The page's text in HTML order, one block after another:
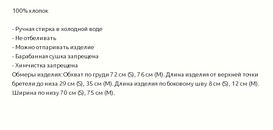
100% хлопок
- Ручная стирка в холодной воде
- Не отбеливать
- Можно отпаривать изделие
- Барабанная сушка запрещена
- Химчистка запрещена
Обмеры изделия: Обхват по груди 72 см (S), 76 см (М). Длина изделия от верхней точки
бретели до низа 29 см (S), 35 см (M). Длина изделия по боковому шву 8 см (S), 12 см (M).
Ширина по низу 70 см (S), 75 см (M).